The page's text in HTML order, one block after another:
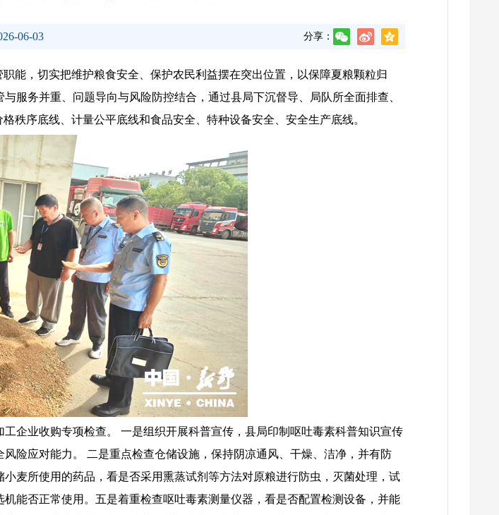
06-03 分享：
能，切实把维护粮食安全、保护农民利益摆在突出位置，以保障夏粮颗粒归
服务并重、问题导向与风险防控结合，通过县局下沉督导、局队所全面排查、
秩序底线、计量公平底线和食品安全、特种设备安全、安全生产底线。
企业收购专项检查。 一是组织开展科普宣传，县局印制呕吐毒素科普知识宣传
险应对能力。 二是重点检查仓储设施，保持阴凉通风、干燥、洁净，并有防
麦所使用的药品，看是否采用熏蒸试剂等方法对原粮进行防虫，灭菌处理，试
能否正常使用。五是着重检查呕吐毒素测量仪器，看是否配置检测设备，并能